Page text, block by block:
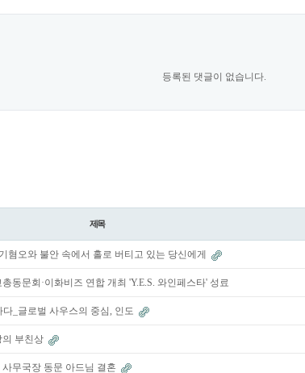
등록된 댓글이 없습니다.
제목
혐오와 불안 속에서 홀로 버티고 있는 당신에게
동문회·이화비즈 연합 개최 'Y.E.S. 와인페스타' 성료
_글로벌 사우스의 중심, 인도
의 부친상
무국장 동문 아드님 결혼